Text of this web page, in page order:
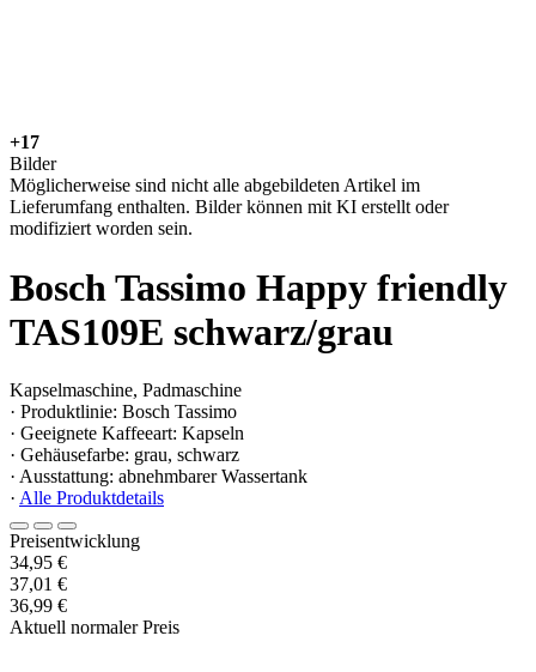
+17
Bilder
Möglicherweise sind nicht alle abgebildeten Artikel im
Lieferumfang enthalten. Bilder können mit KI erstellt oder
modifiziert worden sein.
Bosch Tassimo Happy friendly
TAS109E schwarz/grau
Kapselmaschine, Padmaschine
· Produktlinie: Bosch Tassimo
· Geeignete Kaffeeart: Kapseln
· Gehäusefarbe: grau, schwarz
· Ausstattung: abnehmbarer Wassertank
· Alle Produktdetails
Preisentwicklung
34,95 €
37,01 €
36,99 €
Aktuell normaler Preis